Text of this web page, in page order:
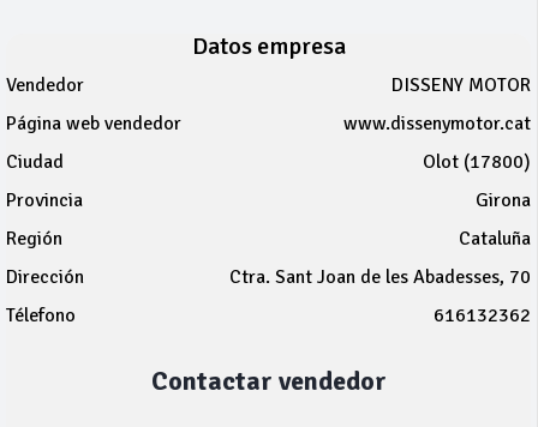
Datos empresa
Vendedor
DISSENY MOTOR
Página web vendedor
www.dissenymotor.cat
Ciudad
Olot (17800)
Provincia
Girona
Región
Cataluña
Dirección
Ctra. Sant Joan de les Abadesses, 70
Télefono
616132362
Contactar vendedor